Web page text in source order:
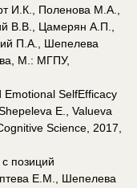
И.К., Поленова М.А.,
В.В., Цамерян А.П.,
П.А., Шепелева
М.: МГПУ,
SelfEfficacy
E., Valueva
Science, 2017,
позиций
Е.М., Шепелева